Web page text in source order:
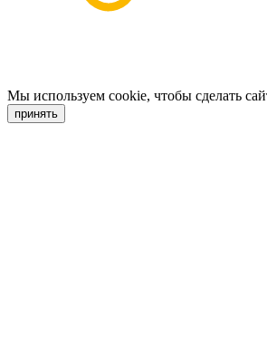
Мы используем cookie, чтобы сделать
принять